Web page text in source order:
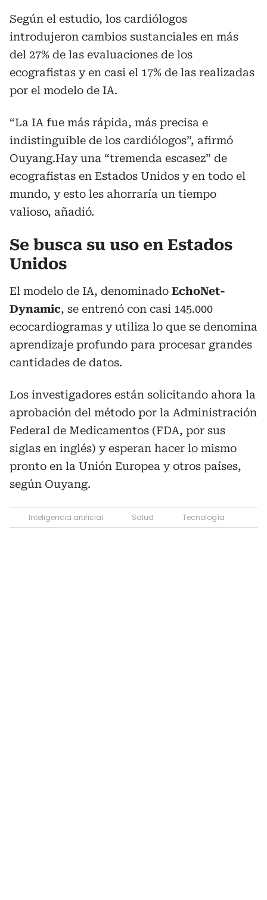
Según el estudio, los cardiólogos
introdujeron cambios sustanciales en más
del 27% de las evaluaciones de los
ecografistas y en casi el 17% de las realizadas
por el modelo de IA.
“La IA fue más rápida, más precisa e
indistinguible de los cardiólogos”, afirmó
Ouyang.Hay una “tremenda escasez” de
ecografistas en Estados Unidos y en todo el
mundo, y esto les ahorraría un tiempo
valioso, añadió.
Se busca su uso en Estados
Unidos
El modelo de IA, denominado EchoNet-
Dynamic, se entrenó con casi 145.000
ecocardiogramas y utiliza lo que se denomina
aprendizaje profundo para procesar grandes
cantidades de datos.
Los investigadores están solicitando ahora la
aprobación del método por la Administración
Federal de Medicamentos (FDA, por sus
siglas en inglés) y esperan hacer lo mismo
pronto en la Unión Europea y otros países,
según Ouyang.
Inteligencia artificial Salud Tecnología